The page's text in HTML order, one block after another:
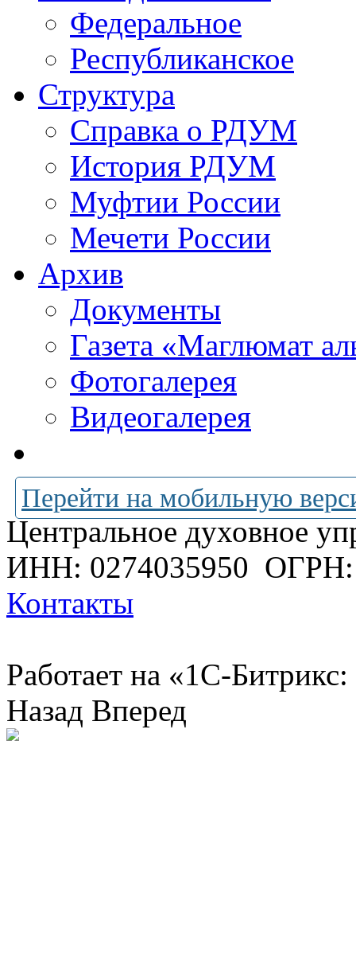
Федеральное
Республиканское
Структура
Справка о РДУМ
История РДУМ
Муфтии России
Мечети России
Архив
Документы
Газета «Маглюмат
Фотогалерея
Видеогалерея
Перейти на мобильную
Центральное духовное
ИНН: 0274035950 ОГРН:
Контакты
Работает на «1С-
Назад Вперед